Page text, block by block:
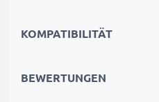
✔ Langlebige Verarbeitung
KOMPATIBILITÄT
BEWERTUNGEN